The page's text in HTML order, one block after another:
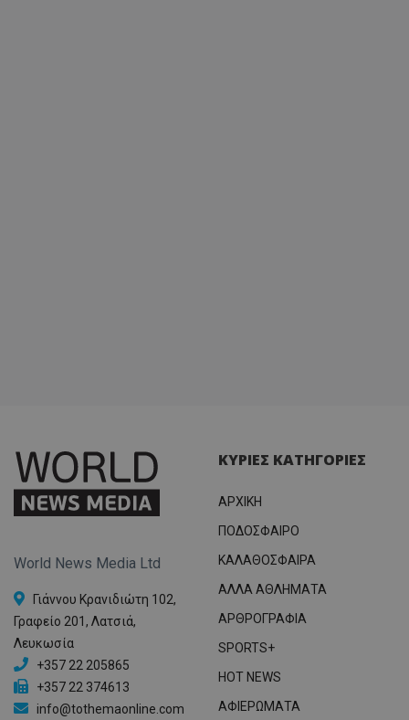
World News Media Ltd
Γιάννου Κρανιδιώτη 102,
Γραφείο 201, Λατσιά,
Λευκωσία
+357 22 205865
+357 22 374613
info@tothemaonline.com
ΚΥΡΙΕΣ ΚΑΤΗΓΟΡΙΕΣ
ΑΡΧΙΚΗ
ΠΟΔΟΣΦΑΙΡΟ
ΚΑΛΑΘΟΣΦΑΙΡΑ
ΑΛΛΑ ΑΘΛΗΜΑΤΑ
ΑΡΘΡΟΓΡΑΦΙΑ
SPORTS+
HOT NEWS
ΑΦΙΕΡΩΜΑΤΑ